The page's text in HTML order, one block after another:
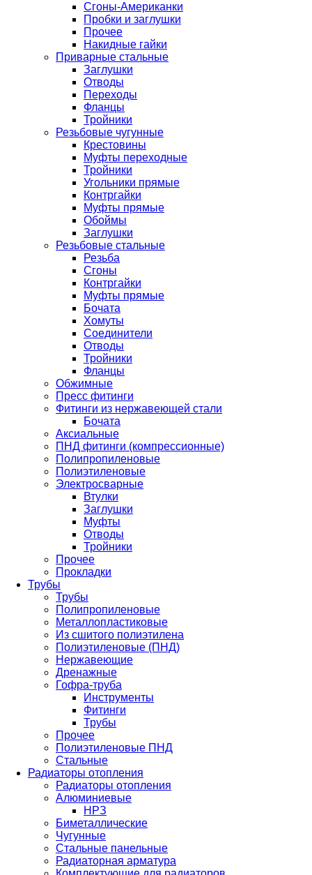
Сгоны-Американки
Пробки и заглушки
Прочее
Накидные гайки
Приварные стальные
Заглушки
Отводы
Переходы
Фланцы
Тройники
Резьбовые чугунные
Крестовины
Муфты переходные
Тройники
Угольники прямые
Контргайки
Муфты прямые
Обоймы
Заглушки
Резьбовые стальные
Резьба
Сгоны
Контргайки
Муфты прямые
Бочата
Хомуты
Соединители
Отводы
Тройники
Фланцы
Обжимные
Пресс фитинги
Фитинги из нержавеющей стали
Бочата
Аксиальные
ПНД фитинги (компрессионные)
Полипропиленовые
Полиэтиленовые
Электросварные
Втулки
Заглушки
Муфты
Отводы
Тройники
Прочее
Прокладки
Трубы
Трубы
Полипропиленовые
Металлопластиковые
Из сшитого полиэтилена
Полиэтиленовые (ПНД)
Нержавеющие
Дренажные
Гофра-труба
Инструменты
Фитинги
Трубы
Прочее
Полиэтиленовые ПНД
Стальные
Радиаторы отопления
Радиаторы отопления
Алюминиевые
НРЗ
Биметаллические
Чугунные
Стальные панельные
Радиаторная арматура